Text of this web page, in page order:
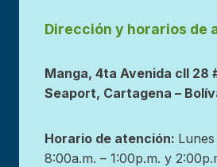
Dirección y horarios de
Manga, 4ta Avenida cll 28
Seaport, Cartagena –
Horario de atención:
8:00a.m. – 1:00p.m. y